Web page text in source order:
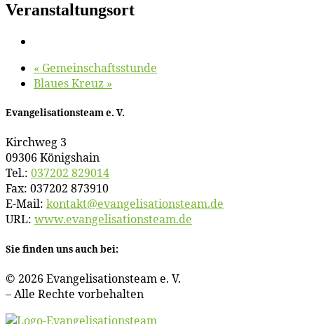
Veranstaltungsort
« Ge­mein­schafts­stun­de
Blau­es Kreuz »
Evan­ge­li­sa­ti­ons­team e. V.
Kirch­weg 3
09306 Königshain
Tel.: 037202 829014
Fax: 037202 873910
E‑Mail: kontakt@​evangelisationsteam.​de
URL: www​.evan​ge​li​sa​ti​ons​team​.de
Sie fin­den uns auch bei:
© 2026 Evan­ge­li­sa­ti­ons­team e. V.
– Al­le Rech­te vorbehalten